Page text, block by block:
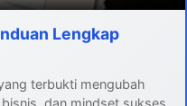
Lengkap
terbukti mengubah
dan mindset sukses